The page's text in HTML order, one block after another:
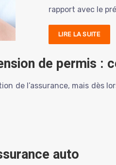
rapport avec le
LIRE LA SUITE
de permis
de l’assurance, mais dès
auto